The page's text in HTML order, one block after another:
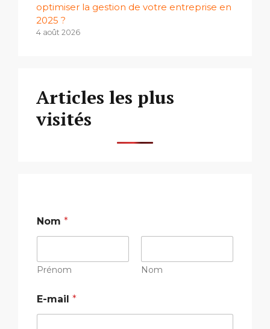
optimiser la gestion de votre entreprise en
2025 ?
4 août 2026
Articles les plus
visités
Nom *
Prénom Nom
E-mail *